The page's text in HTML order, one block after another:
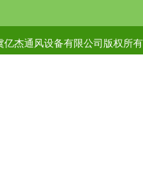
杰通风设备有限公司版权所有